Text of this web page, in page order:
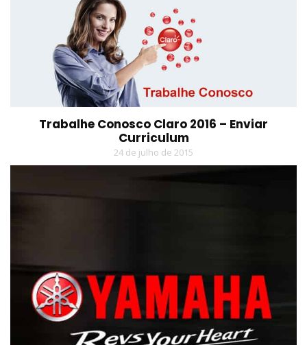
Trabalhe Conosco Claro 2016 – Enviar
Curriculum
24 de julho de 2015